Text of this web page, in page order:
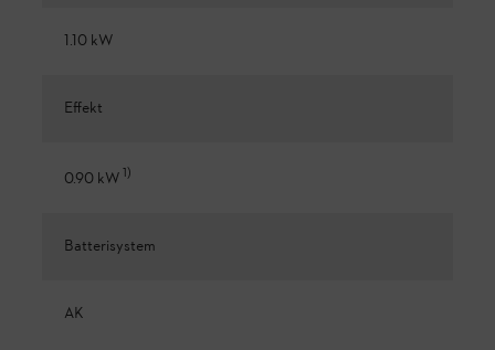
1.10 kW
Effekt
0.90 kW1)
Batterisystem
AK